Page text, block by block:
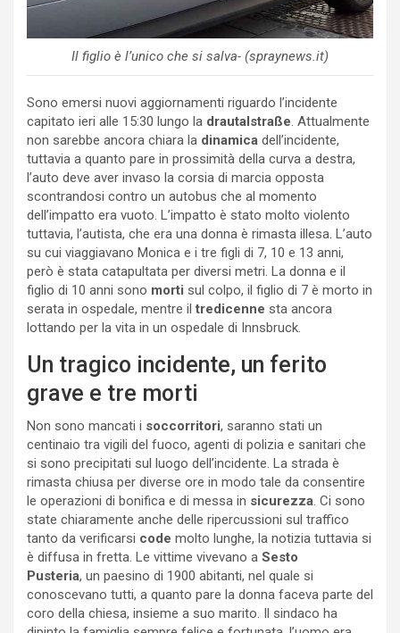
Il figlio è l’unico che si salva- (spraynews.it)
Sono emersi nuovi aggiornamenti riguardo l’incidente
capitato ieri alle 15:30 lungo la drautalstraße. Attualmente
non sarebbe ancora chiara la dinamica dell’incidente,
tuttavia a quanto pare in prossimità della curva a destra,
l’auto deve aver invaso la corsia di marcia opposta
scontrandosi contro un autobus che al momento
dell’impatto era vuoto. L’impatto è stato molto violento
tuttavia, l’autista, che era una donna è rimasta illesa. L’auto
su cui viaggiavano Monica e i tre figli di 7, 10 e 13 anni,
però è stata catapultata per diversi metri. La donna e il
figlio di 10 anni sono morti sul colpo, il figlio di 7 è morto in
serata in ospedale, mentre iltredicenne sta ancora
lottando per la vita in un ospedale di Innsbruck.
Un tragico incidente, un ferito
grave e tre morti
Non sono mancati i soccorritori, saranno stati un
centinaio tra vigili del fuoco, agenti di polizia e sanitari che
si sono precipitati sul luogo dell’incidente. La strada è
rimasta chiusa per diverse ore in modo tale da consentire
le operazioni di bonifica e di messa in sicurezza. Ci sono
state chiaramente anche delle ripercussioni sul traffico
tanto da verificarsi code molto lunghe, la notizia tuttavia si
è diffusa in fretta. Le vittime vivevano a Sesto
Pusteria, un paesino di 1900 abitanti, nel quale si
conoscevano tutti, a quanto pare la donna faceva parte del
coro della chiesa, insieme a suo marito. Il sindaco ha